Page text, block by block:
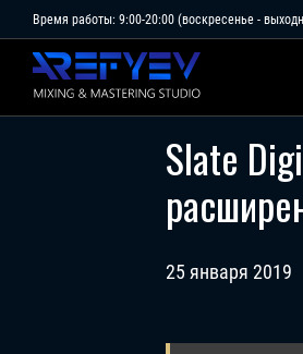
to
content
Время работы: 9:00-20:00 (воскресенье -
Slate
25 января 2019